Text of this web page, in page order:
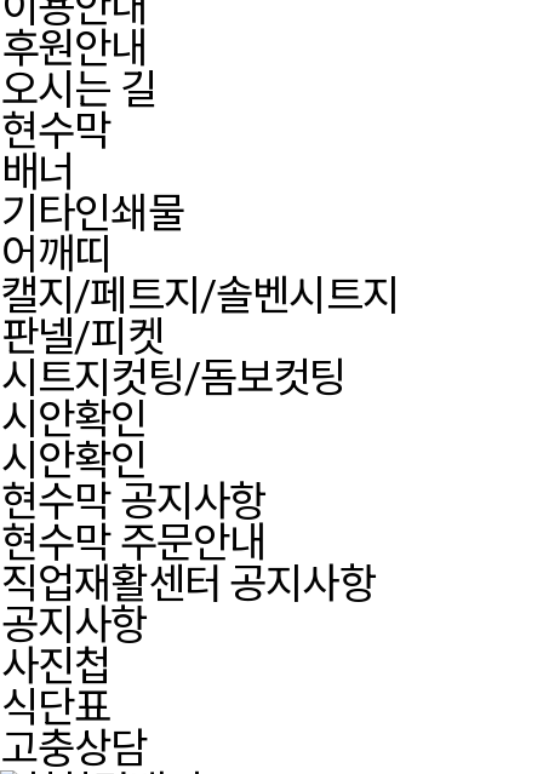
후원안내
오시는 길
현수막
배너
기타인쇄물
어깨띠
캘지/페트지/솔벤시트지
판넬/피켓
시트지컷팅/돔보컷팅
시안확인
시안확인
현수막 공지사항
현수막 주문안내
직업재활센터 공지사항
공지사항
사진첩
식단표
고충상담